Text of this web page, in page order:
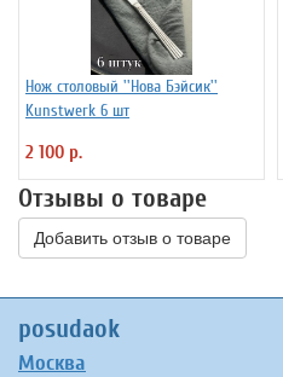
Нож столовый ''Нова Бэйсик''
Kunstwerk 6 шт
2 100 р.
Отзывы о товаре
Добавить отзыв о товаре
posudaok
Москва